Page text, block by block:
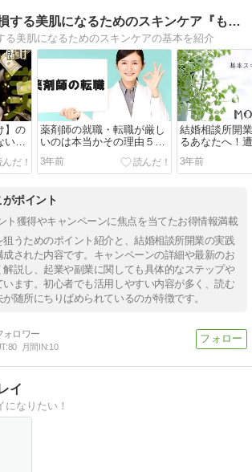
知らなきゃ損する美肌になるためのスキンケア『もちはだこ』
る美肌になるためのスキンケアの基本を紹介
】の
いと
薬剤師の就職・転職が厳し
いのは本当かその理由５
選！絶対やってはいけない
失敗事例と成功するための
3年前
結婚相談所開
るあなたへ！
の事前対策ガ
3年前
ポイント
ト獲得やキャンペーンに焦点を当てたお得情報満載
狙うためのポイント紹介と、結婚相談所開業の実践
された内容です。キャンペーンの詳細や最新のお
説し、起業や副業に関しても具体的なステップや
ます。初心者でも活用しやすい内容が多く、読む
随所にちりばめられているのが特徴です。
80 月間IN:10
イ
になりたい！